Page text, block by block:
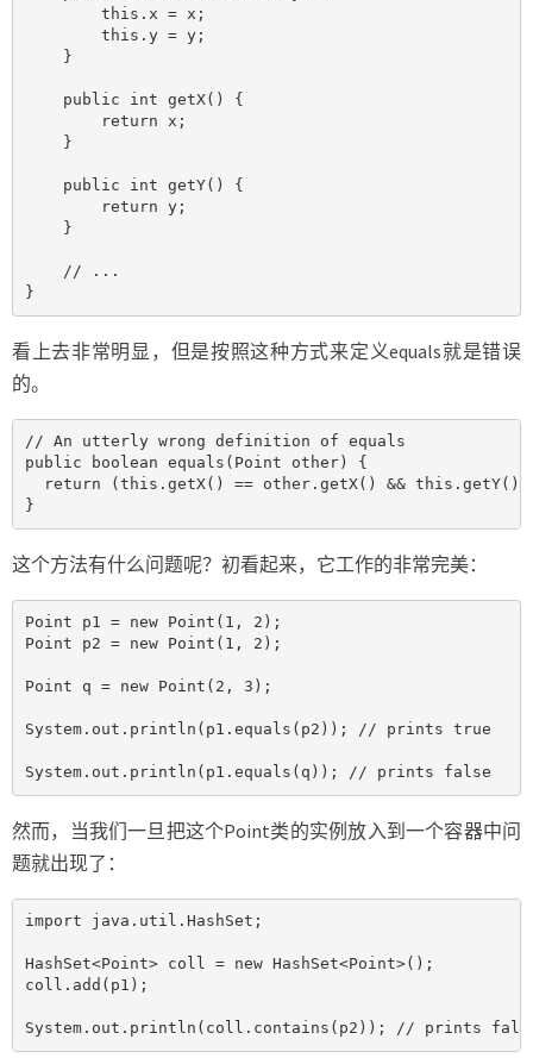
        this.x = x;
        this.y = y;
    }
    public int getX() {
        return x;
    }
    public int getY() {
        return y;
    }
    // ...
}
看上去非常明显，但是按照这种方式来定义equals就是错误
的。
// An utterly wrong definition of equals
public boolean equals(Point other) {
return (this.getX() == other.getX() && this.getY()
}
这个方法有什么问题呢？初看起来，它工作的非常完美：
Point p1 = new Point(1, 2);
Point p2 = new Point(1, 2);
Point q = new Point(2, 3);
System.out.println(p1.equals(p2)); // prints true
System.out.println(p1.equals(q)); // prints false
然而，当我们一旦把这个Point类的实例放入到一个容器中问
题就出现了：
import java.util.HashSet;
HashSet<Point> coll = new HashSet<Point>();
coll.add(p1);
System.out.println(coll.contains(p2)); // prints